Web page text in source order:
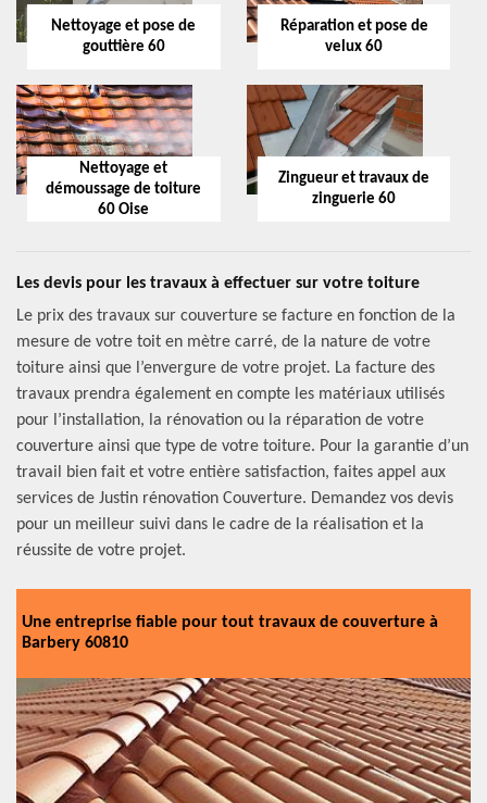
Nettoyage et pose de
gouttière 60
Réparation et pose de
velux 60
Nettoyage et
démoussage de toiture
60 Oise
Zingueur et travaux de
zinguerie 60
Les devis pour les travaux à effectuer sur votre toiture
Le prix des travaux sur couverture se facture en fonction de la
mesure de votre toit en mètre carré, de la nature de votre
toiture ainsi que l’envergure de votre projet. La facture des
travaux prendra également en compte les matériaux utilisés
pour l’installation, la rénovation ou la réparation de votre
couverture ainsi que type de votre toiture. Pour la garantie d’un
travail bien fait et votre entière satisfaction, faites appel aux
services de Justin rénovation Couverture. Demandez vos devis
pour un meilleur suivi dans le cadre de la réalisation et la
réussite de votre projet.
Une entreprise fiable pour tout travaux de couverture à
Barbery 60810